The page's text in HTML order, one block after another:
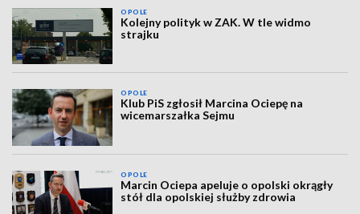
OPOLE
Kolejny polityk w ZAK. W tle widmo
strajku
OPOLE
Klub PiS zgłosił Marcina Ociepę na
wicemarszałka Sejmu
OPOLE
Marcin Ociepa apeluje o opolski okrągły
stół dla opolskiej służby zdrowia